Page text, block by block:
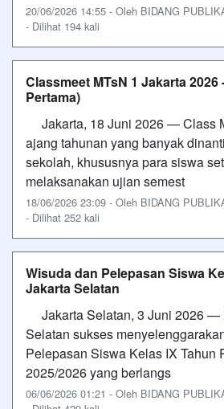
20/06/2026 14:55 - Oleh BIDANG
- Dilihat 194 kali
Classmeet MTsN 1 Jakarta 2026
Pertama)
Jakarta, 18 Juni 2026 — Class
ajang tahunan yang banyak
sekolah, khususnya para siswa
melaksanakan ujian semest
18/06/2026 23:09 - Oleh BIDANG
- Dilihat 252 kali
Wisuda dan Pelepasan Siswa
Jakarta Selatan
Jakarta Selatan, 3 Juni 2026 —
Selatan sukses
Pelepasan Siswa Kelas IX Tahun
2025/2026 yang berlangs
06/06/2026 01:21 - Oleh BIDANG